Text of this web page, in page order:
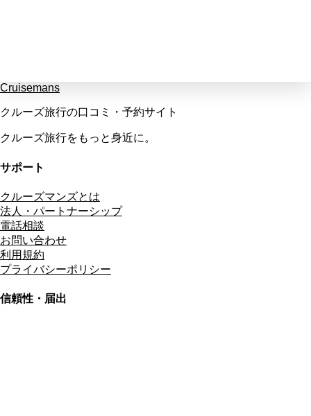
Cruisemans
クルーズ旅行の口コミ・予約サイト
クルーズ旅行をもっと身近に。
サポート
クルーズマンズとは
法人・パートナーシップ
電話相談
お問い合わせ
利用規約
プライバシーポリシー
信頼性・届出